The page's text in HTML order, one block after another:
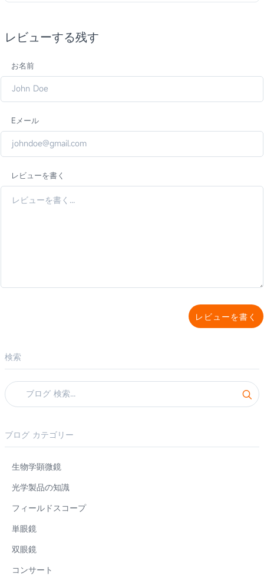
レビューする残す
お名前
Eメール
レビューを書く
レビューを書く
検索
ブログ カテゴリー
生物学顕微鏡
光学製品の知識
フィールドスコープ
単眼鏡
双眼鏡
コンサート